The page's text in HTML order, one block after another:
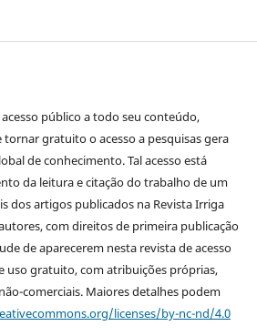
público a todo seu conteúdo,
gratuito o acesso a pesquisas gera
de conhecimento. Tal acesso está
da leitura e citação do trabalho de um
dos artigos publicados na Revista Irriga
com direitos de primeira publicação
de aparecerem nesta revista de acesso
uso gratuito, com atribuições próprias,
comerciais. Maiores detalhes podem
licenses/by-nc-nd/4.0